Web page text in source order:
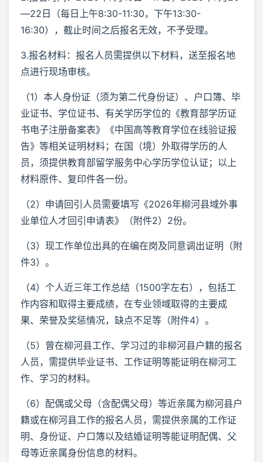
—22日（每日上午8:30-11:30，下午13:30-
16:30），截止时间之后报名无效，不予受理。
3.报名材料：报名人员需提供以下材料，送至报名地
点进行现场审核。
（1）本人身份证（须为第二代身份证）、户口簿、毕
业证书、学位证书、有关学历学位的《教育部学历证
书电子注册备案表》《中国高等教育学位在线验证报
告》等相关证明材料；在国（境）外取得学历的人
员，须提供教育部留学服务中心学历学位认证；以上
材料原件、复印件各一份。
（2）申请回引人员需要填写《2026年柳河县域外事
业单位人才回引申请表》（附件2）2份。
（3）现工作单位出具的在编在岗及同意调出证明（附
件3）。
（4）个人近三年工作总结（1500字左右），包括工
作内容和取得主要成绩，在专业领域取得的主要成
果、荣誉及奖惩情况，缺点不足等（附件4）。
（5）曾在柳河县工作、学习过的非柳河县户籍的报名
人员，需提供毕业证书、工作证明等能证明在柳河工
作、学习的材料。
（6）配偶或父母（含配偶父母）等近亲属为柳河县户
籍或在柳河县工作的报名人员，需提供亲属的工作证
明、身份证、户口簿以及结婚证明等能证明配偶、父
母等近亲属身份信息的材料。